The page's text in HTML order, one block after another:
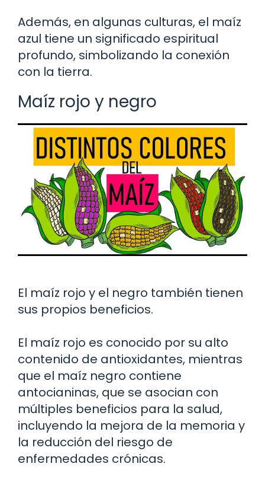
Además, en algunas culturas, el maíz
azul tiene un significado espiritual
profundo, simbolizando la conexión
con la tierra.
Maíz rojo y negro
El maíz rojo y el negro también tienen
sus propios beneficios.
El maíz rojo es conocido por su alto
contenido de antioxidantes, mientras
que el maíz negro contiene
antocianinas, que se asocian con
múltiples beneficios para la salud,
incluyendo la mejora de la memoria y
la reducción del riesgo de
enfermedades crónicas.